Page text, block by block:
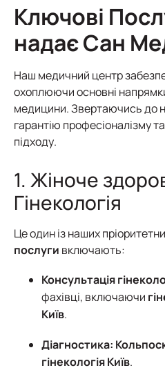
Ключові
надає Сан
Наш медичний центр
охоплюючи основні
медицини. Звертаючись до
гарантію професіоналізму
підходу.
1. Жіноче
Гінекологія
Це один із наших
послуги включають:
Консультація
фахівці, включаючи
Київ.
Діагностика:
гінекологія Київ.